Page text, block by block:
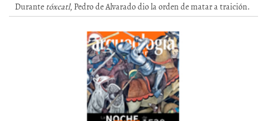
Durante tóxcatl, Pedro de Alvarado dio la orden de matar a traición.